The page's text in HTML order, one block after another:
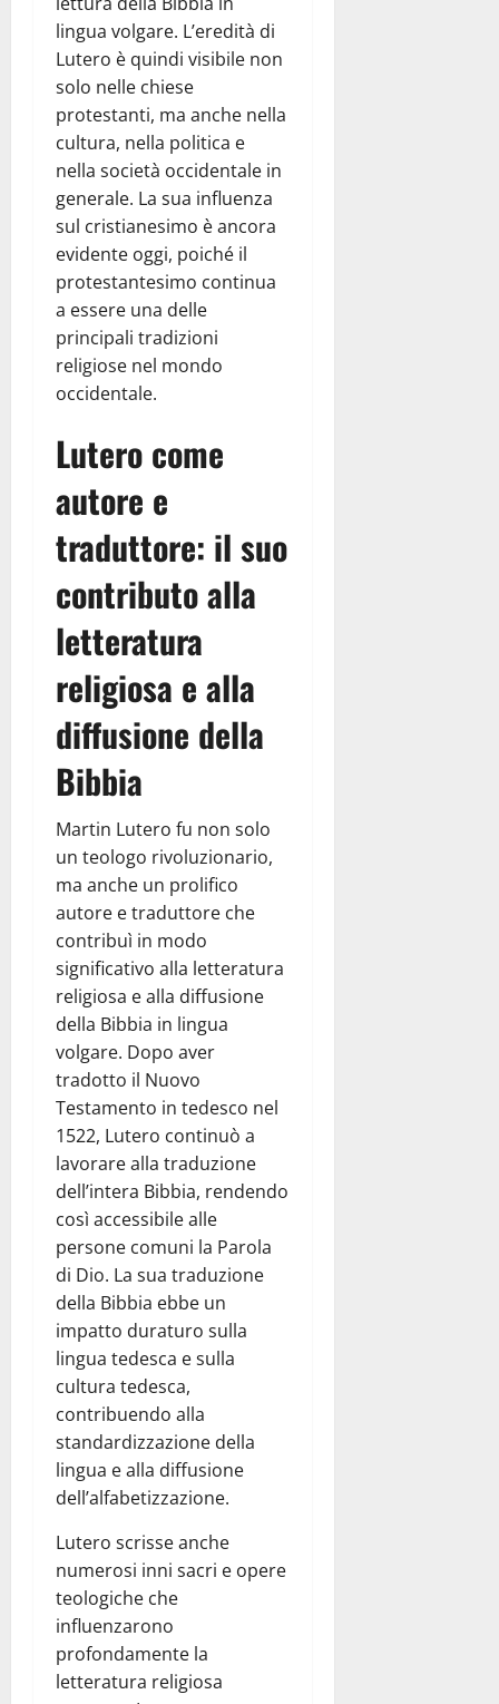
lingua volgare. L’eredità di
Lutero è quindi visibile non
solo nelle chiese
protestanti, ma anche nella
cultura, nella politica e
nella società occidentale in
generale. La sua influenza
sul cristianesimo è ancora
evidente oggi, poiché il
protestantesimo continua
a essere una delle
principali tradizioni
religiose nel mondo
occidentale.
Lutero come
autore e
traduttore: il suo
contributo alla
letteratura
religiosa e alla
diffusione della
Bibbia
Martin Lutero fu non solo
un teologo rivoluzionario,
ma anche un prolifico
autore e traduttore che
contribuì in modo
significativo alla letteratura
religiosa e alla diffusione
della Bibbia in lingua
volgare. Dopo aver
tradotto il Nuovo
Testamento in tedesco nel
1522, Lutero continuò a
lavorare alla traduzione
dell’intera Bibbia, rendendo
così accessibile alle
persone comuni la Parola
di Dio. La sua traduzione
della Bibbia ebbe un
impatto duraturo sulla
lingua tedesca e sulla
cultura tedesca,
contribuendo alla
standardizzazione della
lingua e alla diffusione
dell’alfabetizzazione.
Lutero scrisse anche
numerosi inni sacri e opere
teologiche che
influenzarono
profondamente la
letteratura religiosa